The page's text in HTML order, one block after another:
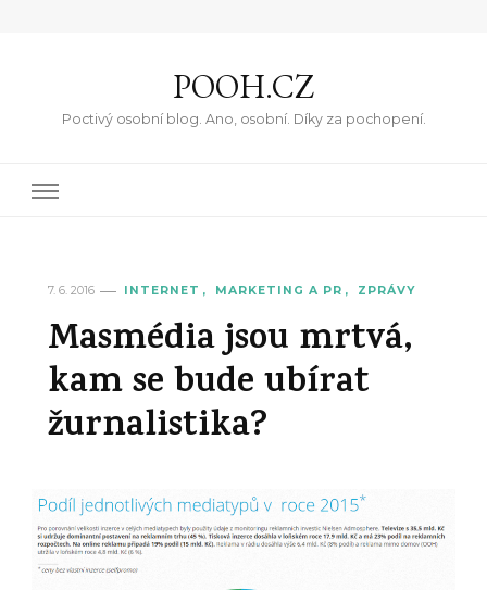
POOH.CZ
Poctivý osobní blog. Ano, osobní. Díky za pochopení.
7. 6. 2016 INTERNET MARKETING A PR ZPRÁVY
Masmédia jsou mrtvá,
kam se bude ubírat
žurnalistika?